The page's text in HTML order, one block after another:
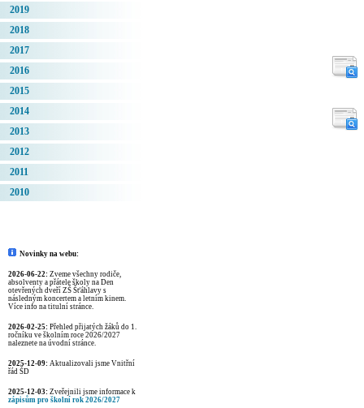
2019
2018
2017
2016
2015
2014
2013
2012
2011
2010
Novinky na webu:
2026-06-22: Zveme všechny rodiče,
absolventy a přátele školy na Den
otevřených dveří ZŠ Šťáhlavy s
následným koncertem a letním kinem.
Více info na titulní stránce.
2026-02-25: Přehled přijatých žáků do 1.
ročníku ve školním roce 2026/2027
naleznete na úvodní stránce.
2025-12-09: Aktualizovali jsme Vnitřní
řád ŠD
2025-12-03: Zveřejnili jsme informace k
zápisům pro školní rok 2026/2027